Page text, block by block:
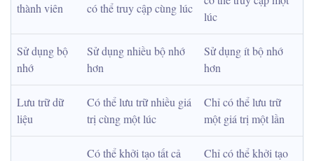
thành viên
có thể truy cập cùng lúc
lúc
Sử dụng bộ
nhớ
Sử dụng nhiều bộ nhớ
hơn
Sử dụng ít bộ nhớ
hơn
Lưu trữ dữ
liệu
Có thể lưu trữ nhiều giá
trị cùng một lúc
Chỉ có thể lưu trữ
một giá trị một lần
Có thể khởi tạo tất cả
Chỉ có thể khởi tạo